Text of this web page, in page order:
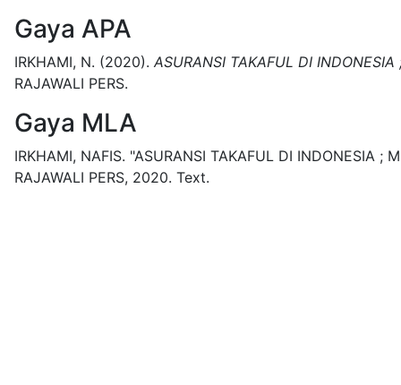
Gaya APA
IRKHAMI, N. (2020). ASURANSI TAKAFUL DI
RAJAWALI PERS.
Gaya MLA
IRKHAMI, NAFIS. "ASURANSI TAKAFUL DI INDONESIA ;
RAJAWALI PERS, 2020. Text.